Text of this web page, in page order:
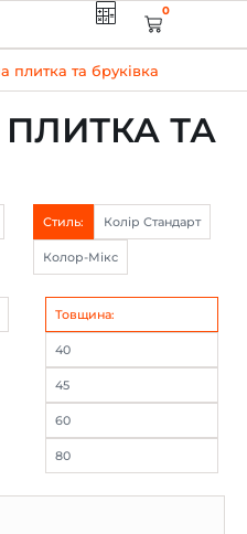
0
плитка та бруківка
ТА
Колір Стандарт
Колор-Мікс
Стиль:
40
45
60
80
Товщина: